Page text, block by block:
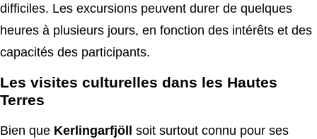
difficiles. Les excursions peuvent durer de quelques
heures à plusieurs jours, en fonction des intérêts et des
capacités des participants.
Les visites culturelles dans les Hautes
Terres
Bien que Kerlingarfjöll
soit surtout connu pour ses